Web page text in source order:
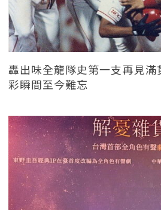
轟出味全龍隊史第一支再見
彩瞬間至今難忘